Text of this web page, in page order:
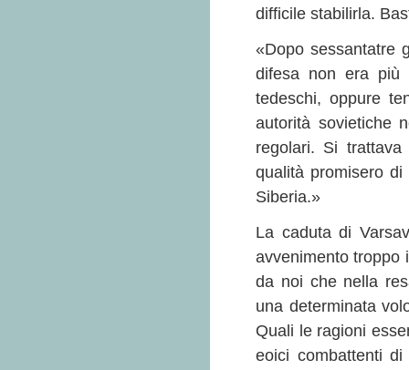
difficile stabilirla.
«Dopo sessantatre
difesa non era più
tedeschi, oppure
autorità sovietiche
regolari. Si
qualità promisero
Siberia.»
La caduta di
avvenimento troppo
da noi che nella
una determinata
Quali le ragioni
eoici combattenti